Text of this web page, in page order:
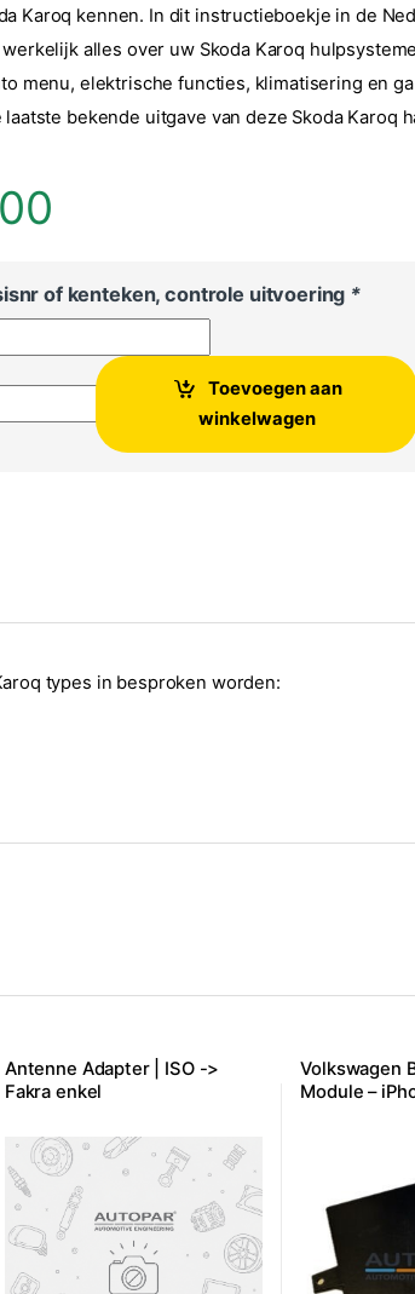
Karoq kennen. In dit instructieboekje in de
werkelijk alles over uw Skoda Karoq
menu, elektrische functies, klimatisering en
bekende uitgave van deze Skoda Karoq
of kenteken, controle uitvoering *
instructieboekje Skoda Karoq aantal
Toevoegen aan
winkelwagen
types in besproken worden:
Antenne Adapter | ISO ->
Fakra enkel
Volkswagen
Module –